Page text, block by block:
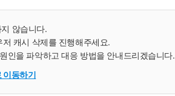
않습니다.
캐시 삭제를 진행해주세요.
인을 파악하고 대응 방법을 안내드리겠습니다.
이동하기